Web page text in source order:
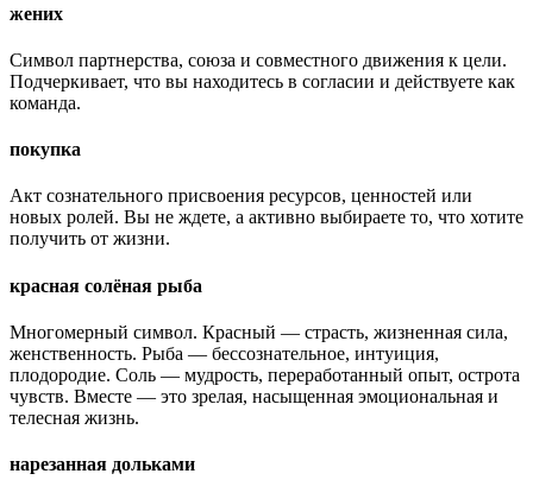
жених
Символ партнерства, союза и совместного движения к цели.
Подчеркивает, что вы находитесь в согласии и действуете как
команда.
покупка
Акт сознательного присвоения ресурсов, ценностей или
новых ролей. Вы не ждете, а активно выбираете то, что хотите
получить от жизни.
красная солёная рыба
Многомерный символ. Красный — страсть, жизненная сила,
женственность. Рыба — бессознательное, интуиция,
плодородие. Соль — мудрость, переработанный опыт, острота
чувств. Вместе — это зрелая, насыщенная эмоциональная и
телесная жизнь.
нарезанная дольками